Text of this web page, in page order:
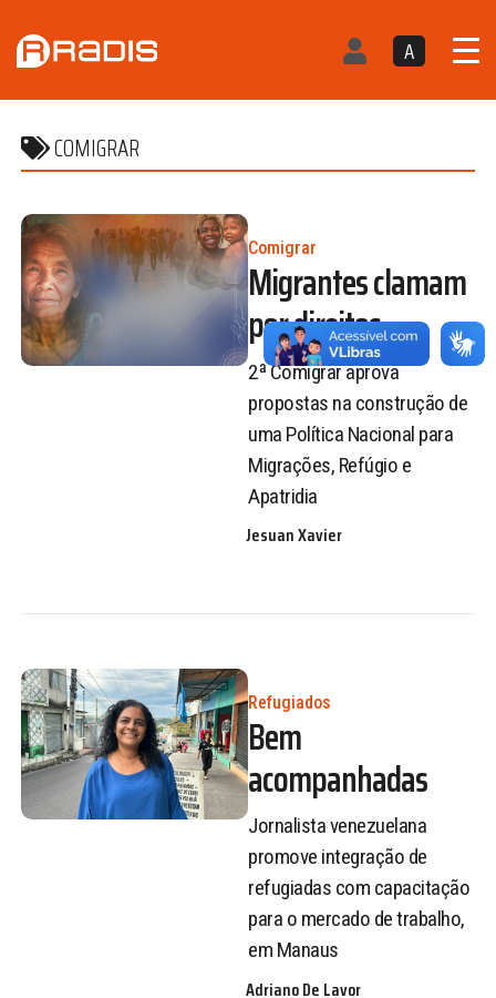
A
COMIGRAR
Comigrar
Migrantes clamam
por direitos
2ª Comigrar aprova
propostas na construção de
uma Política Nacional para
Migrações, Refúgio e
Apatridia
Jesuan Xavier
Refugiados
Bem
acompanhadas
Jornalista venezuelana
promove integração de
refugiadas com capacitação
para o mercado de trabalho,
em Manaus
Adriano De Lavor